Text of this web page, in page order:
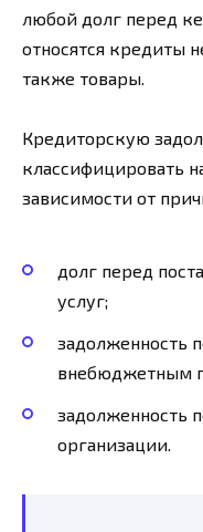
любой долг перед
относятся кредиты
также товары.
Кредиторскую
классифицировать
зависимости от
долг перед
услуг;
задолженность
внебюджетным
задолженность
организации.